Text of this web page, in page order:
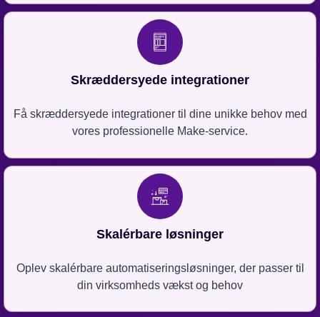
Skræddersyede integrationer
Få skræddersyede integrationer til dine unikke behov med
vores professionelle Make-service.
Skalérbare løsninger
Oplev skalérbare automatiseringsløsninger, der passer til
din virksomheds vækst og behov